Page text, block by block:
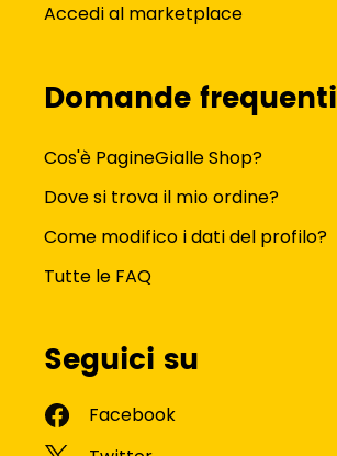
Accedi al marketplace
Domande frequenti
Cos'è PagineGialle Shop?
Dove si trova il mio ordine?
Come modifico i dati del profilo?
Tutte le FAQ
Seguici su